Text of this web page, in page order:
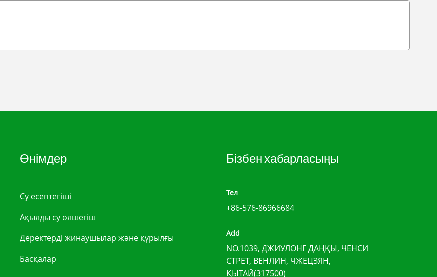
Өнімдер
Су есептегіші
Ақылды су өлшегіш
Деректерді жинаушылар және құрылғы
Басқалар
Бізбен хабарласыңы
Тел
+86-576-86966684
Add
NO.1039, ДЖИУЛОНГ ДАҢҚЫ, ЧЕНСИ
СТРЕТ, ВЕНЛИН, ЧЖЕЦЗЯН,
ҚЫТАЙ(317500)